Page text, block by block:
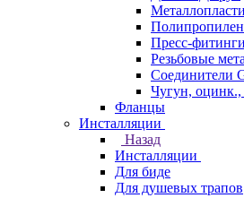
Полипропилен
Пресс-фитинги
Резьбовые
Соединители
Чугун, оцинк.,
Фланцы
Инсталляции
Назад
Инсталляции
Для биде
Для душевых трапов